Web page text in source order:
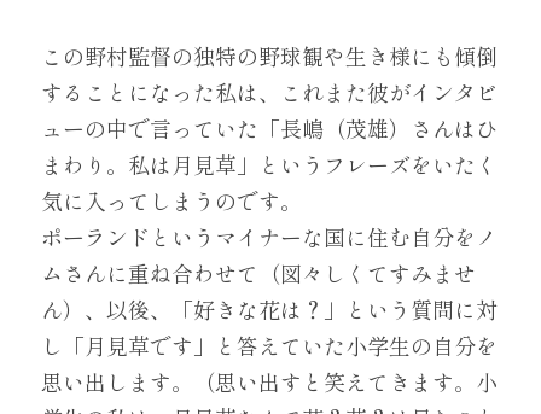
この野村監督の独特の野球観や生き様にも傾倒
することになった私は、これまた彼がインタビ
ューの中で言っていた「長嶋（茂雄）さんはひ
まわり。私は月見草」というフレーズをいたく
気に入ってしまうのです。
ポーランドというマイナーな国に住む自分をノ
ムさんに重ね合わせて（図々しくてすみませ
ん）、以後、「好きな花は？」という質問に対
し「月見草です」と答えていた小学生の自分を
思い出します。（思い出すと笑えてきます。小